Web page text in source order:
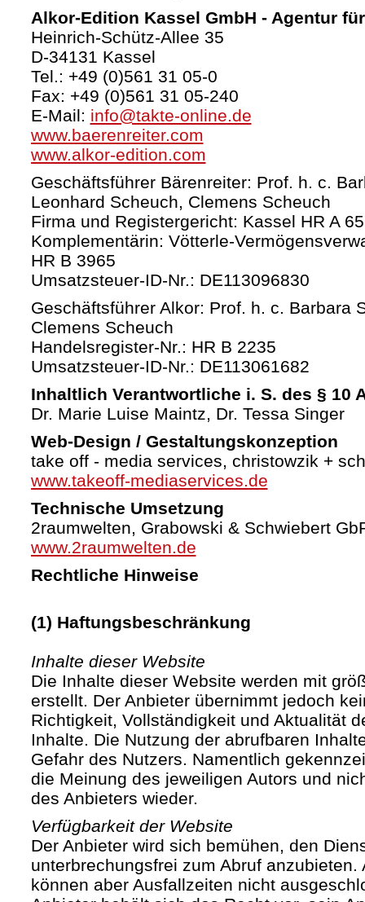
Alkor-Edition Kassel GmbH - Agentur
Heinrich-Schütz-Allee 35
D-34131 Kassel
Tel.: +49 (0)561 31 05-0
Fax: +49 (0)561 31 05-240
E-Mail: info@takte-online.de
www.baerenreiter.com
www.alkor-edition.com
Geschäftsführer Bärenreiter: Prof. h. c.
Leonhard Scheuch, Clemens Scheuch
Firma und Registergericht: Kassel HR A
Komplementärin: Vötterle-
HR B 3965
Umsatzsteuer-ID-Nr.: DE113096830
Geschäftsführer Alkor: Prof. h. c. Barbara
Clemens Scheuch
Handelsregister-Nr.: HR B 2235
Umsatzsteuer-ID-Nr.: DE113061682
Inhaltlich Verantwortliche i. S. des § 10
Dr. Marie Luise Maintz, Dr. Tessa Singer
Web-Design / Gestaltungskonzeption
take off - media services, christowzik +
www.takeoff-mediaservices.de
Technische Umsetzung
2raumwelten, Grabowski & Schwiebert
www.2raumwelten.de
Rechtliche Hinweise
(1) Haftungsbeschränkung
Inhalte dieser Website
Die Inhalte dieser Website werden mit
erstellt. Der Anbieter übernimmt jedoch
Richtigkeit, Vollständigkeit und Aktualität
Inhalte. Die Nutzung der abrufbaren
Gefahr des Nutzers. Namentlich
die Meinung des jeweiligen Autors und
des Anbieters wieder.
Verfügbarkeit der Website
Der Anbieter wird sich bemühen, den
unterbrechungsfrei zum Abruf anzubieten.
können aber Ausfallzeiten nicht